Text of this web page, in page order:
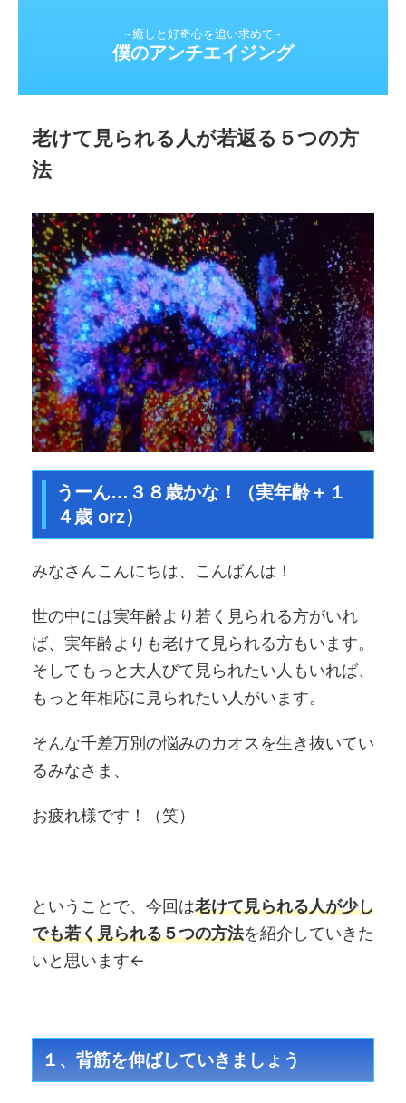
~癒しと好奇心を追い求めて~
僕のアンチエイジング
老けて見られる人が若返る５つの方
法
うーん…３８歳かな！（実年齢＋１
４歳 orz）
みなさんこんにちは、こんばんは！
世の中には実年齢より若く見られる方がいれ
ば、実年齢よりも老けて見られる方もいます。
そしてもっと大人びて見られたい人もいれば、
もっと年相応に見られたい人がいます。
そんな千差万別の悩みのカオスを生き抜いてい
るみなさま、
お疲れ様です！（笑）
ということで、今回は老けて見られる人が少し
でも若く見られる５つの方法を紹介していきた
いと思います←
１、背筋を伸ばしていきましょう